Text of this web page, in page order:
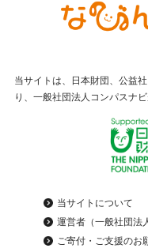
当サイトは、日本財団、公益
り、一般社団法人コンパスナビ
当サイトについて
運営者（一般社団法
ご寄付・ご支援のお